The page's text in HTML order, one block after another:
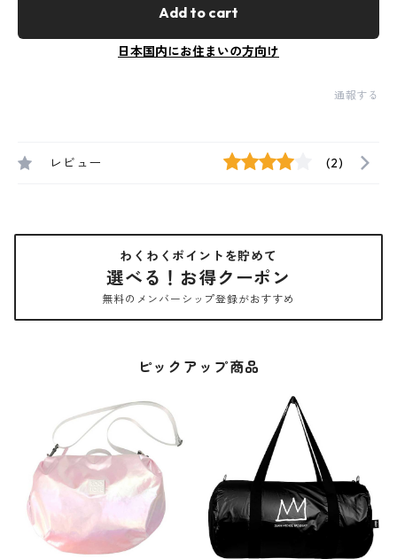
Add to cart
日本国内にお住まいの方向け
通報する
レビュー (2)
わくわくポイントを貯めて
選べる！お得クーポン
無料のメンバーシップ登録がおすすめ
ピックアップ商品